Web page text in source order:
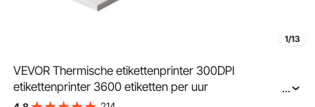
1/13
VEVOR Thermische etikettenprinter 300DPI
etikettenprinter 3600 etiketten per uur
Verzendetikettenprinter Bluetooth/USB Automatische
...